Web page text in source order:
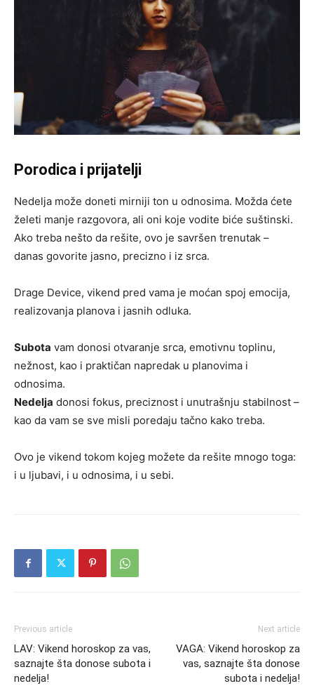
Porodica i prijatelji
Nedelja može doneti mirniji ton u odnosima. Možda ćete
želeti manje razgovora, ali oni koje vodite biće suštinski.
Ako treba nešto da rešite, ovo je savršen trenutak –
danas govorite jasno, precizno i iz srca.
Drage Device, vikend pred vama je moćan spoj emocija,
realizovanja planova i jasnih odluka.
Subota vam donosi otvaranje srca, emotivnu toplinu,
nežnost, kao i praktičan napredak u planovima i
odnosima.
Nedelja donosi fokus, preciznost i unutrašnju stabilnost –
kao da vam se sve misli poredaju tačno kako treba.
Ovo je vikend tokom kojeg možete da rešite mnogo toga:
i u ljubavi, i u odnosima, i u sebi.
Previous article
LAV: Vikend horoskop za vas,
saznajte šta donose subota i
nedelja!
Next article
VAGA: Vikend horoskop za
vas, saznajte šta donose
subota i nedelja!